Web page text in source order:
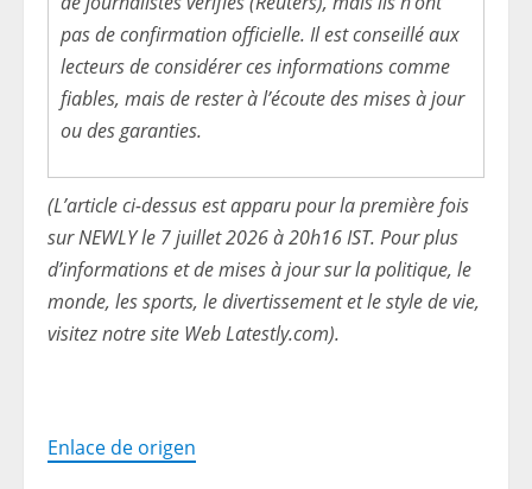
pas de confirmation officielle. Il est conseillé aux
lecteurs de considérer ces informations comme
fiables, mais de rester à l’écoute des mises à jour
ou des garanties.
(L’article ci-dessus est apparu pour la première fois
sur NEWLY le 7 juillet 2026 à 20h16 IST. Pour plus
d’informations et de mises à jour sur la politique, le
monde, les sports, le divertissement et le style de vie,
visitez notre site Web Latestly.com).
Enlace de origen